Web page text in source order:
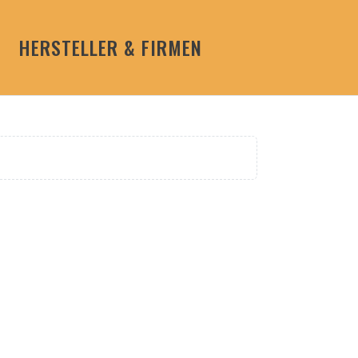
HERSTELLER & FIRMEN